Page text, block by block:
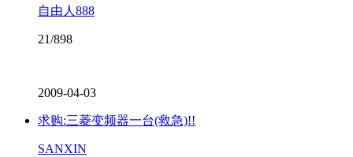
自由人888
21/898
2009-04-03
求购:三菱变频器一台(救急)!!
SANXIN